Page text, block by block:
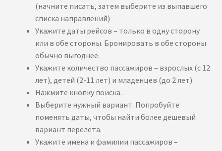
(начните писать, затем выберите из выпавшего
списка направлений)
Укажите даты рейсов – только в одну сторону
или в обе стороны. Бронировать в обе стороны
обычно выгоднее.
Укажите количество пассажиров – взрослых (с 12
лет), детей (2-11 лет) и младенцев (до 2 лет).
Нажмите кнопку поиска.
Выберите нужный вариант. Попробуйте
поменять даты, чтобы найти более дешевый
вариант перелета.
Укажите имена и фамилии пассажиров –